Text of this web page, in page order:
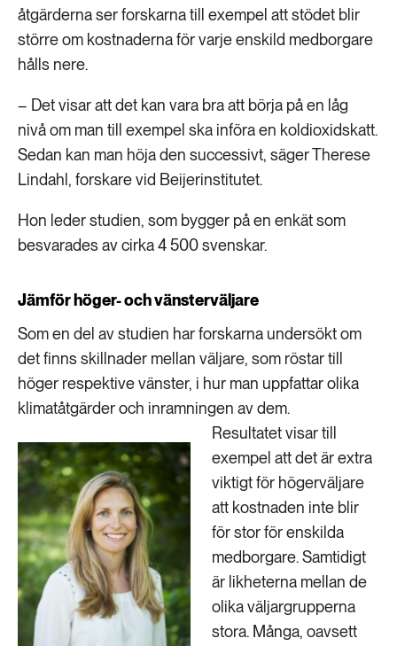
åtgärderna ser forskarna till exempel att stödet blir
större om kostnaderna för varje enskild medborgare
hålls nere.
– Det visar att det kan vara bra att börja på en låg
nivå om man till exempel ska införa en koldioxidskatt.
Sedan kan man höja den successivt, säger Therese
Lindahl, forskare vid Beijerinstitutet.
Hon leder studien, som bygger på en enkät som
besvarades av cirka 4 500 svenskar.
Jämför höger- och vänsterväljare
Som en del av studien har forskarna undersökt om
det finns skillnader mellan väljare, som röstar till
höger respektive vänster, i hur man uppfattar olika
klimatåtgärder och inramningen av dem.
Resultatet visar till
exempel att det är extra
viktigt för högerväljare
att kostnaden inte blir
för stor för enskilda
medborgare. Samtidigt
är likheterna mellan de
olika väljargrupperna
stora. Många, oavsett